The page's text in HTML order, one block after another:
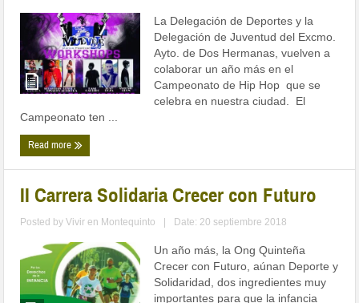
La Delegación de Deportes y la
Delegación de Juventud del Excmo.
Ayto. de Dos Hermanas, vuelven a
colaborar un año más en el
Campeonato de Hip Hop que se
celebra en nuestra ciudad. El
Campeonato ten ...
Read more
II Carrera Solidaria Crecer con Futuro
Posted byVivir en Montequinto Date: 20 septiembre 2018
Un año más, la Ong Quinteña
Crecer con Futuro, aúnan Deporte y
Solidaridad, dos ingredientes muy
importantes para que la infancia